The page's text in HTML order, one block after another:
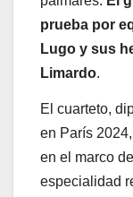
prueba por
Lugo y sus
Limardo.
El cuarteto,
en París
en el marco
especialidad